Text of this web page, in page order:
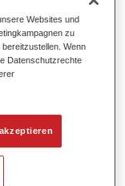
basiert auf einer
Uni- und
Websites und
zu
Wenn
Datenschutzrechte